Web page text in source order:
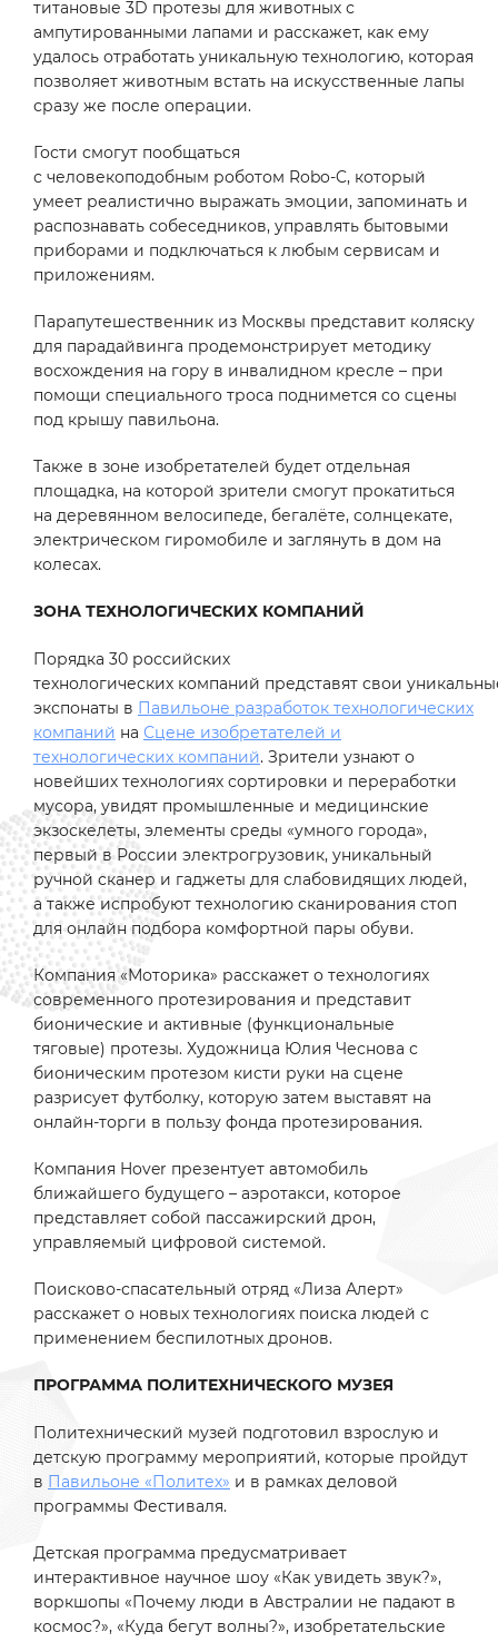
титановые 3D протезы для животных с
ампутированными лапами и расскажет, как ему
удалось отработать уникальную технологию, которая
позволяет животным встать на искусственные лапы
сразу же после операции.
Гости смогут пообщаться
с человекоподобным роботом Robo-C, который
умеет реалистично выражать эмоции, запоминать и
распознавать собеседников, управлять бытовыми
приборами и подключаться к любым сервисам и
приложениям.
Парапутешественник из Москвы представит коляску
для парадайвинга продемонстрирует методику
восхождения на гору в инвалидном кресле – при
помощи специального троса поднимется со сцены
под крышу павильона.
Также в зоне изобретателей будет отдельная
площадка, на которой зрители смогут прокатиться
на деревянном велосипеде, бегалёте, солнцекате,
электрическом гиромобиле и заглянуть в дом на
колесах.
ЗОНА ТЕХНОЛОГИЧЕСКИХ КОМПАНИЙ
Порядка 30 российских
технологических компаний представят свои
экспонаты в Павильоне разработок технологических
компаний на Сцене изобретателей и
технологических компаний. Зрители узнают о
новейших технологиях сортировки и переработки
мусора, увидят промышленные и медицинские
экзоскелеты, элементы среды «умного города»,
первый в России электрогрузовик, уникальный
ручной сканер и гаджеты для слабовидящих людей,
а также испробуют технологию сканирования стоп
для онлайн подбора комфортной пары обуви.
Компания «Моторика» расскажет о технологиях
современного протезирования и представит
бионические и активные (функциональные
тяговые) протезы. Художница Юлия Чеснова с
бионическим протезом кисти руки на сцене
разрисует футболку, которую затем выставят на
онлайн-торги в пользу фонда протезирования.
Компания Hover презентует автомобиль
ближайшего будущего – аэротакси, которое
представляет собой пассажирский дрон,
управляемый цифровой системой.
Поисково-спасательный отряд «Лиза Алерт»
расскажет о новых технологиях поиска людей с
применением беспилотных дронов.
ПРОГРАММА ПОЛИТЕХНИЧЕСКОГО МУЗЕЯ
Политехнический музей подготовил взрослую и
детскую программу мероприятий, которые пройдут
в Павильоне «Политех» и в рамках деловой
программы Фестиваля.
Детская программа предусматривает
интерактивное научное шоу «Как увидеть звук?»,
воркшопы «Почему люди в Австралии не падают в
космос?», «Куда бегут волны?», изобретательские